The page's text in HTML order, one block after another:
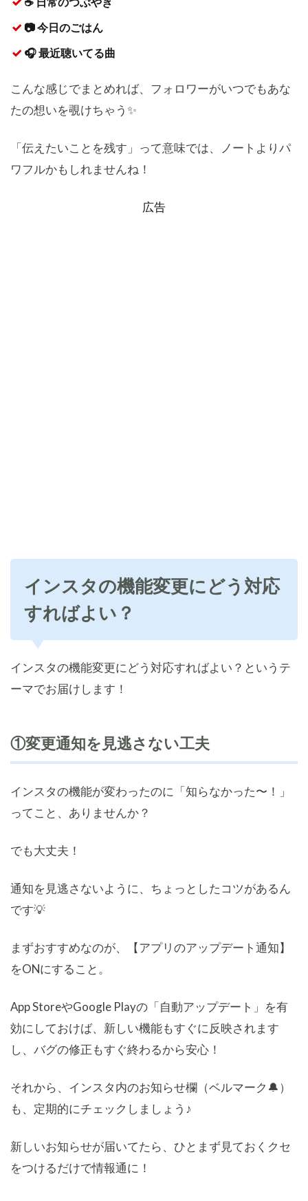
📷 今日のごはん
🎧 最近聴いてる曲
こんな感じでまとめれば、フォロワーがいつでもあな
たの想いを覗けちゃう✨
「伝えたいことを残す」って意味では、ノートよりパ
ワフルかもしれませんね！
広告
インスタの機能変更にどう対応
すればよい？
インスタの機能変更にどう対応すればよい？というテ
ーマでお届けします！
①変更通知を見逃さない工夫
インスタの機能が変わったのに「知らなかった〜！」
ってこと、ありませんか？
でも大丈夫！
通知を見逃さないように、ちょっとしたコツがあるん
です💡
まずおすすめなのが、【アプリのアップデート通知】
をONにすること。
App StoreやGoogle Playの「自動アップデート」を有
効にしておけば、新しい機能もすぐに反映されます
し、バグの修正もすぐ終わるから安心！
それから、インスタ内のお知らせ欄（ベルマーク🔔）
も、定期的にチェックしましょう♪
新しいお知らせが届いてたら、ひとまず見ておくクセ
をつけるだけで情報通に！